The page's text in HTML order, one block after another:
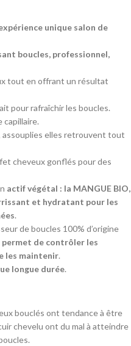
unique salon de
boucles, professionnel,
tout en offrant un résultat
pour rafraîchir les boucles.
capillaire.
elles retrouvent tout
cheveux gonflés pour des
actif végétal : la MANGUE BIO,
et hydratant pour les
.
de boucles 100% d’origine
permet de contrôler les
les maintenir.
longue durée.
bouclés ont tendance à être
chevelu ont du mal à atteindre